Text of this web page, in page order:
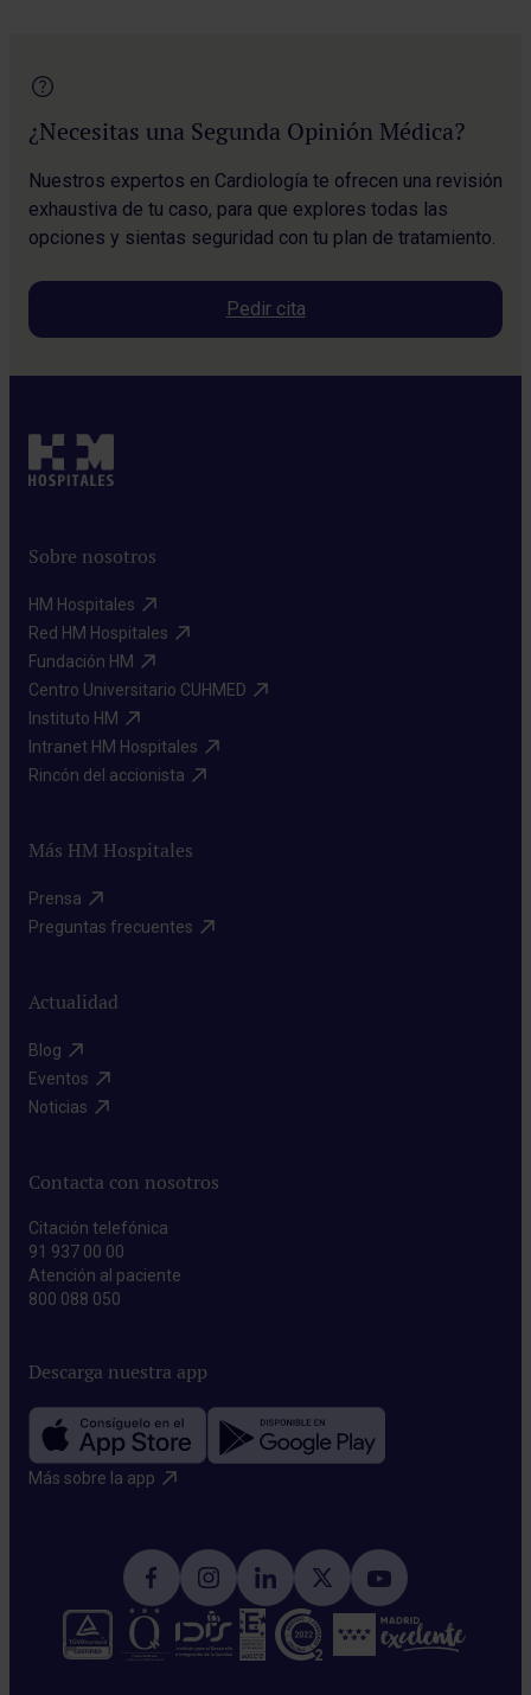
¿Necesitas una Segunda Opinión Médica?
Nuestros expertos en Cardiología te ofrecen una revisión
exhaustiva de tu caso, para que explores todas las
opciones y sientas seguridad con tu plan de tratamiento.
Pedir cita
Sobre nosotros
HM Hospitales​
Red HM Hospitales​
Fundación HM​
Centro Universitario CUHMED​
Instituto HM​
Intranet HM Hospitales​
Rincón del accionista​
Más HM Hospitales
Prensa​
Preguntas frecuentes​
Actualidad
Blog​
Eventos​
Noticias​
Contacta con nosotros
Citación telefónica
91 937 00 00
Atención al paciente
800 088 050
Descarga nuestra app
Más sobre la app​